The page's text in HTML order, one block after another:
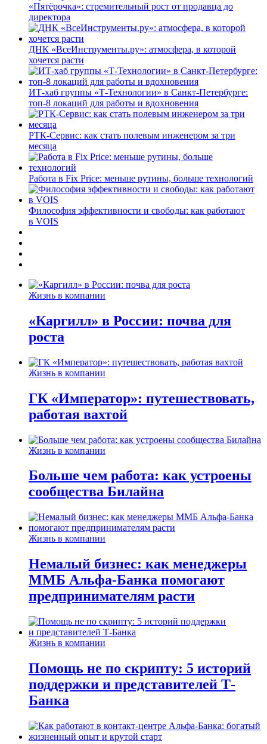
«Пятёрочка»: стремительный рост от продавца до
директора
ДНК «ВсеИнструменты.ру»: атмосфера, в которой
хочется расти
ИТ-хаб группы «Т-Технологии» в Санкт-Петербурге:
топ-8 локаций для работы и вдохновения
РТК-Сервис: как стать полевым инженером за три
месяца
Работа в Fix Price: меньше рутины, больше технологий
Философия эффективности и свободы: как работают
в VOIS
Жизнь в компании
«Каргилл» в России: почва для
роста
Жизнь в компании
ГК «Император»: путешествовать,
работая вахтой
Жизнь в компании
Больше чем работа: как устроены
сообщества Билайна
Жизнь в компании
Немалый бизнес: как менеджеры
ММБ Альфа-Банка помогают
предпринимателям расти
Жизнь в компании
Помощь не по скрипту: 5 историй
поддержки и представителей Т-
Банка